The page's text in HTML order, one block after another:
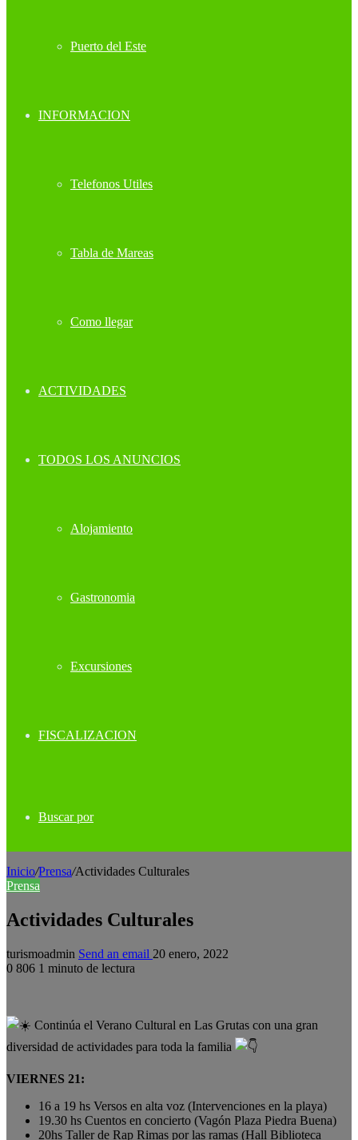
Puerto del Este
INFORMACION
Telefonos Utiles
Tabla de Mareas
Como llegar
ACTIVIDADES
TODOS LOS ANUNCIOS
Alojamiento
Gastronomia
Excursiones
FISCALIZACION
Buscar por
Inicio/Prensa/Actividades Culturales
Prensa
Actividades Culturales
turismoadmin Send an email 20 enero, 2022
0 806 1 minuto de lectura
Continúa el Verano Cultural en Las Grutas con una gran
diversidad de actividades para toda la familia
VIERNES 21:
16 a 19 hs Versos en alta voz (Intervenciones en la playa)
19.30 hs Cuentos en concierto (Vagón Plaza Piedra Buena)
20hs Taller de Rap Rimas por las ramas (Hall Biblioteca